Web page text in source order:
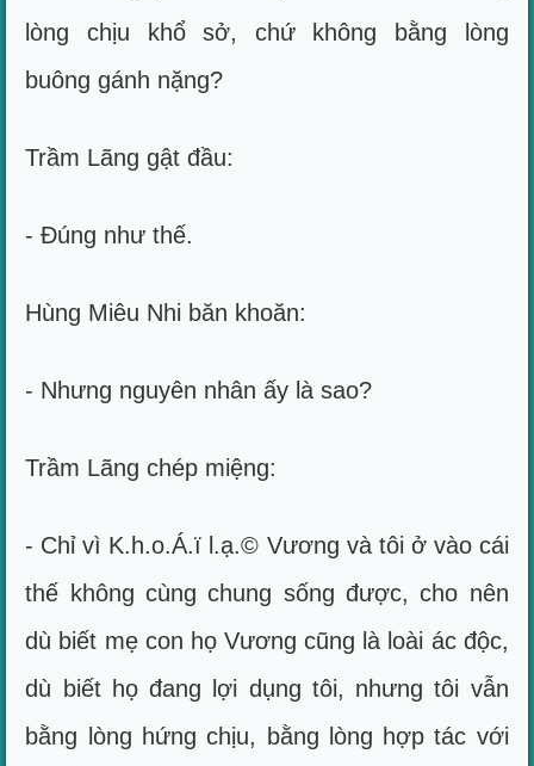
lòng chịu khổ sở, chứ không bằng lòng
buông gánh nặng?
Trầm Lãng gật đầu:
- Đúng như thế.
Hùng Miêu Nhi băn khoăn:
- Nhưng nguyên nhân ấy là sao?
Trầm Lãng chép miệng:
- Chỉ vì K.h.o.Á.ï l.ạ.© Vương và tôi ở vào cái
thế không cùng chung sống được, cho nên
dù biết mẹ con họ Vương cũng là loài ác độc,
dù biết họ đang lợi dụng tôi, nhưng tôi vẫn
bằng lòng hứng chịu, bằng lòng hợp tác với